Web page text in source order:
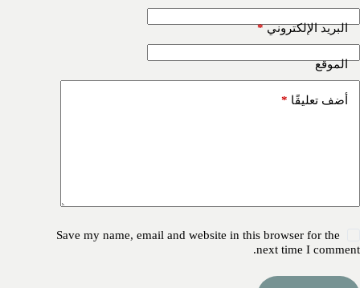
البريد الإلكتروني*
الموقع
أضف تعليقًا *
Save my name, email and website in this browser for the
next time I comment.